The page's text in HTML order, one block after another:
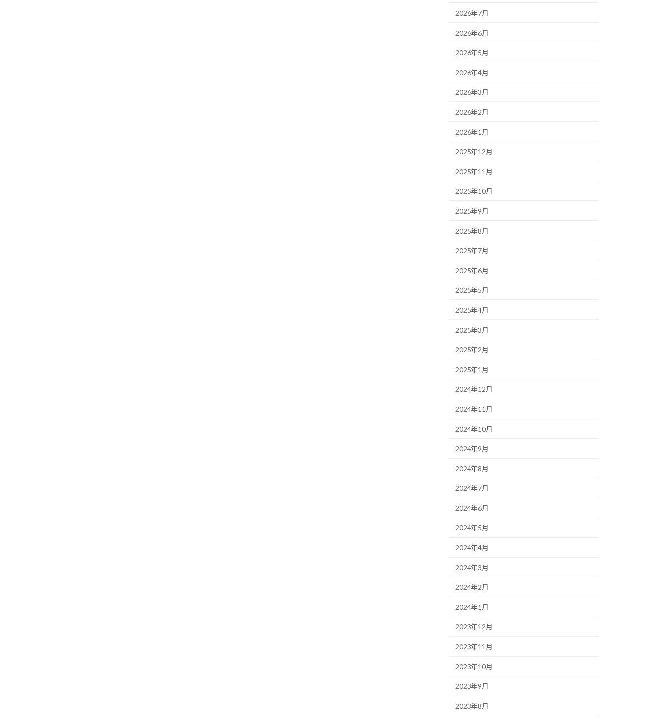
2026年7月
2026年6月
2026年5月
2026年4月
2026年3月
2026年2月
2026年1月
2025年12月
2025年11月
2025年10月
2025年9月
2025年8月
2025年7月
2025年6月
2025年5月
2025年4月
2025年3月
2025年2月
2025年1月
2024年12月
2024年11月
2024年10月
2024年9月
2024年8月
2024年7月
2024年6月
2024年5月
2024年4月
2024年3月
2024年2月
2024年1月
2023年12月
2023年11月
2023年10月
2023年9月
2023年8月